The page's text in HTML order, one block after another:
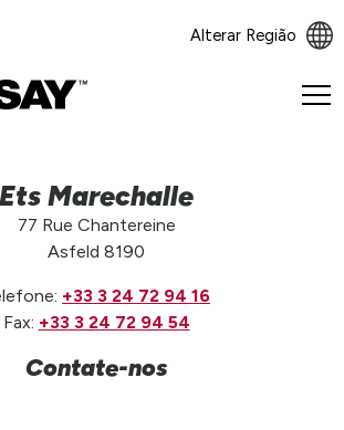
Alterar Região
Ets Marechalle
77 Rue Chantereine
Asfeld 8190
+33 3 24 72 94 16
Fax: +33 3 24 72 94 54
Contate-nos